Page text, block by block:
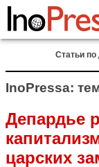
Статьи по
InoPressa:
Депардье
царских